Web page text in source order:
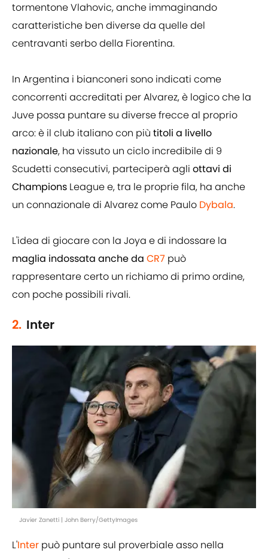
tormentone Vlahovic, anche immaginando
caratteristiche ben diverse da quelle del
centravanti serbo della Fiorentina.
In Argentina i bianconeri sono indicati come
concorrenti accreditati per Alvarez, è logico che la
Juve possa puntare su diverse frecce al proprio
arco: è il club italiano con più titoli a livello
nazionale, ha vissuto un ciclo incredibile di 9
Scudetti consecutivi, parteciperà agli ottavi di
Champions League e, tra le proprie fila, ha anche
un connazionale di Alvarez come Paulo Dybala.
L'idea di giocare con la Joya e di indossare la
maglia indossata anche da CR7 può
rappresentare certo un richiamo di primo ordine,
con poche possibili rivali.
2. Inter
Javier Zanetti | John Berry/GettyImages
L'Inter può puntare sul proverbiale asso nella